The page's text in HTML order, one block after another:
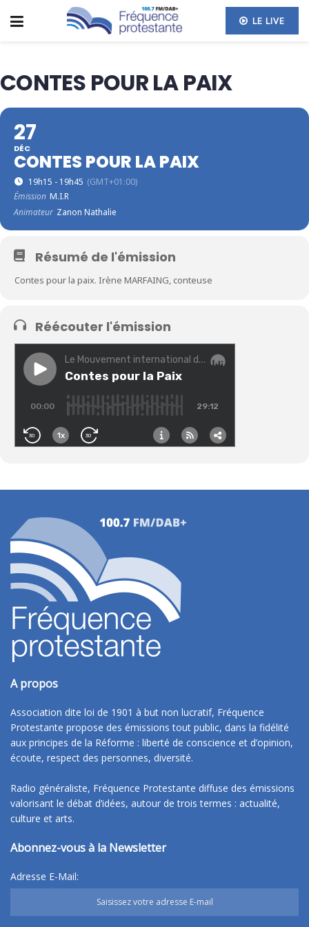
LE LIVE
CONTES POUR LA PAIX
27
DÉC
CONTES POUR LA PAIX
19h15 - 19h45 (GMT+01:00)
Émission M.I.R
Animateur Zanon Nathalie
Résumé de l'émission
Contes pour la paix. Irène MARFAING, conteuse
Réécouter l'émission
A propos
Association dite loi de 1901 à but non lucratif, Fréquence
Protestante propose des émissions tout public, dans la fidélité
aux principes de la Réforme : liberté de conscience et d’opinion,
écoute, respect des personnes, diversité.
Radio généraliste, Fréquence Protestante diffuse des émissions
valorisant le débat d’idées, autour de trois termes : actualité,
culture et arts.
Abonnez-vous à la Newsletter
Adresse E-Mail: